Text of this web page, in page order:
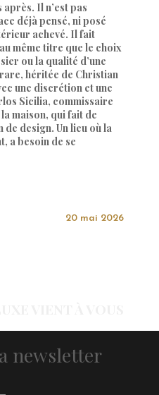
Il n’est pas
déjà pensé, ni posé
achevé. Il fait
même titre que le choix
ou la qualité d’une
héritée de Christian
une discrétion et une
Sicilia, commissaire
maison, qui fait de
de design. Un lieu où la
a besoin de se
20 mai 2026
newsletter